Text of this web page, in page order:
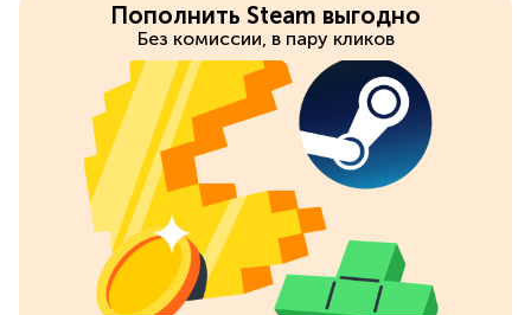
Пополнить Steam выгодно
Без комиссии, в пару кликов